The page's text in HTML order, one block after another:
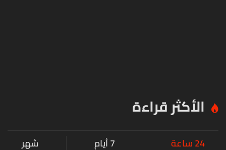
الأكثر قراءة
24 ساعة 7 أيام شهر